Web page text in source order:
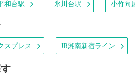
和台駅 氷川台駅 小竹向
スプレス JR湘南新宿ライン